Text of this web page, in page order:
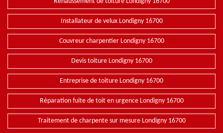
Installateur de velux Londigny 16700
Couvreur charpentier Londigny 16700
Devis toiture Londigny 16700
Entreprise de toiture Londigny 16700
Réparation fuite de toit en urgence Londigny 16700
Traitement de charpente sur mesure Londigny 16700